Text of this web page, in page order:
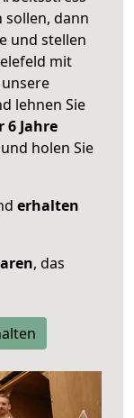
sollen, dann
und stellen
mit
unsere
lehnen Sie
6 Jahre
holen Sie
erhalten
, das